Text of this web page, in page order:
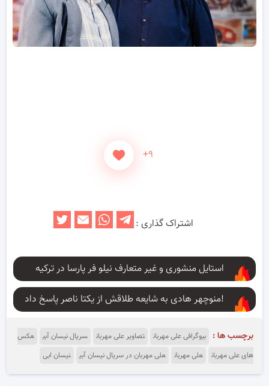
+۹
اشتراک گذاری :
استایل منشوری و غیر متعارف نیلو فر پارسا در ترکیه
منوچهر هادی به شایعه طلاقش از یکتا ناصر پاسخ داد!
برچسب ها : بیوگرافی علی مهربان تصاویر علی مهربان سریال نیسان آبی
عکس
های علی مهربان
علی مهربان علی مهربان در سریال نیسان آبی نیسان ابی